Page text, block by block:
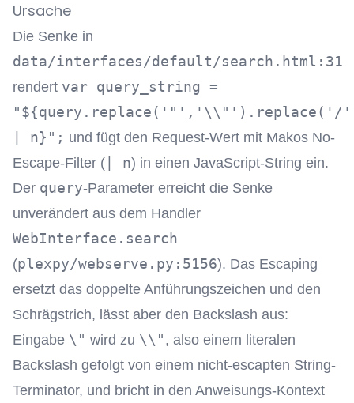
Ursache
Die Senke in
data/interfaces/default/search.html:31
rendert var query_string =
| n}"; und fügt den Request-Wert mit Makos No-
Escape-Filter ( | n) in einen JavaScript-String ein.
Der query-Parameter erreicht die Senke
unverändert aus dem Handler
WebInterface.search
(plexpy/webserve.py:5156). Das Escaping
ersetzt das doppelte Anführungszeichen und den
Schrägstrich, lässt aber den Backslash aus:
Eingabe \" wird zu \\" , also einem literalen
Backslash gefolgt von einem nicht-escapten String-
Terminator, und bricht in den Anweisungs-Kontext